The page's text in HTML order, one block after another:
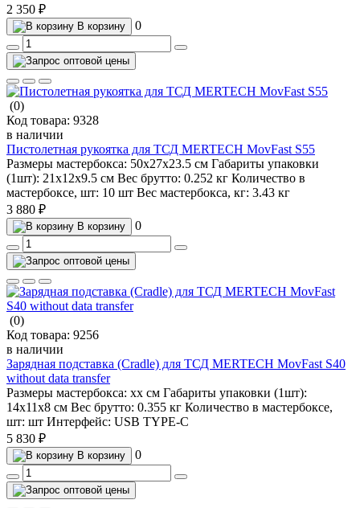
2 350 ₽
В корзину 0
(0)
Код товара: 9328
в наличии
Пистолетная рукоятка для ТСД MERTECH MovFast S55
Размеры мастербокса: 50х27х23.5 см Габариты упаковки
(1шт): 21х12х9.5 см Вес брутто: 0.252 кг Количество в
мастербоксе, шт: 10 шт Вес мастербокса, кг: 3.43 кг
3 880 ₽
В корзину 0
(0)
Код товара: 9256
в наличии
Зарядная подставка (Cradle) для ТСД MERTECH MovFast S40
without data transfer
Размеры мастербокса: хх см Габариты упаковки (1шт):
14х11х8 см Вес брутто: 0.355 кг Количество в мастербоксе,
шт: шт Интерфейс: USB TYPE-C
5 830 ₽
В корзину 0